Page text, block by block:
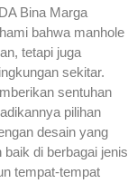
Bina Marga
bahwa manhole
tetapi juga
sekitar.
sentuhan
pilihan
desain yang
di berbagai jenis
tempat-tempat